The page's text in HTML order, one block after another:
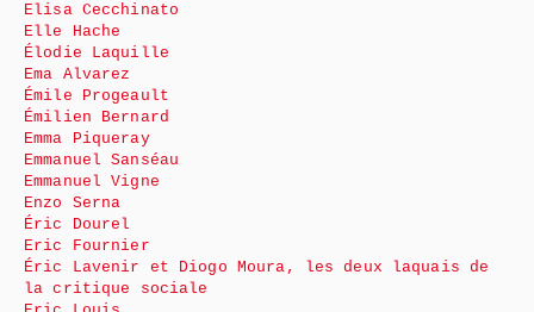
Elisa Cecchinato
Elle Hache
Élodie Laquille
Ema Alvarez
Émile Progeault
Émilien Bernard
Emma Piqueray
Emmanuel Sanséau
Emmanuel Vigne
Enzo Serna
Éric Dourel
Eric Fournier
Éric Lavenir et Diogo Moura, les deux laquais de
la critique sociale